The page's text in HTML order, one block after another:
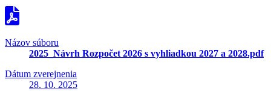
Názov súboru
2025_Návrh Rozpočet 2026 s vyhliadkou 2027 a 2028.pdf
Dátum zverejnenia
28. 10. 2025